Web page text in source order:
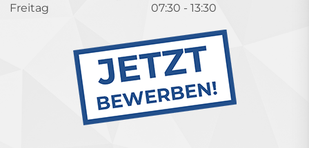
Freitag
07:30 - 13:30